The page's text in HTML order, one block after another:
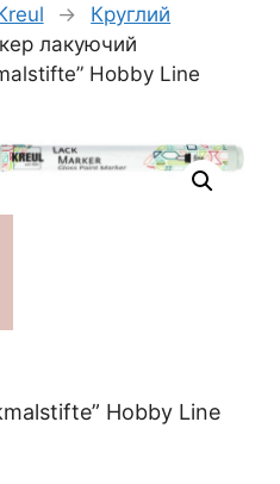
→
Круглий
лакуючий
Hobby Line
Hobby Line